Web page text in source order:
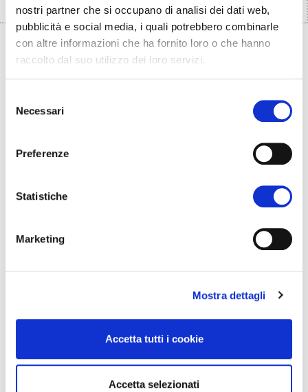
nostri partner che si occupano di analisi dei dati web,
pubblicità e social media, i quali potrebbero combinarle
con altre informazioni che ha fornito loro o che hanno
raccolto dal suo utilizzo dei loro servizi.
delNecessari
Preferenze
Statistiche
Marketing
Mostra dettagli
Accetta tutti i cookie
Accetta selezionati